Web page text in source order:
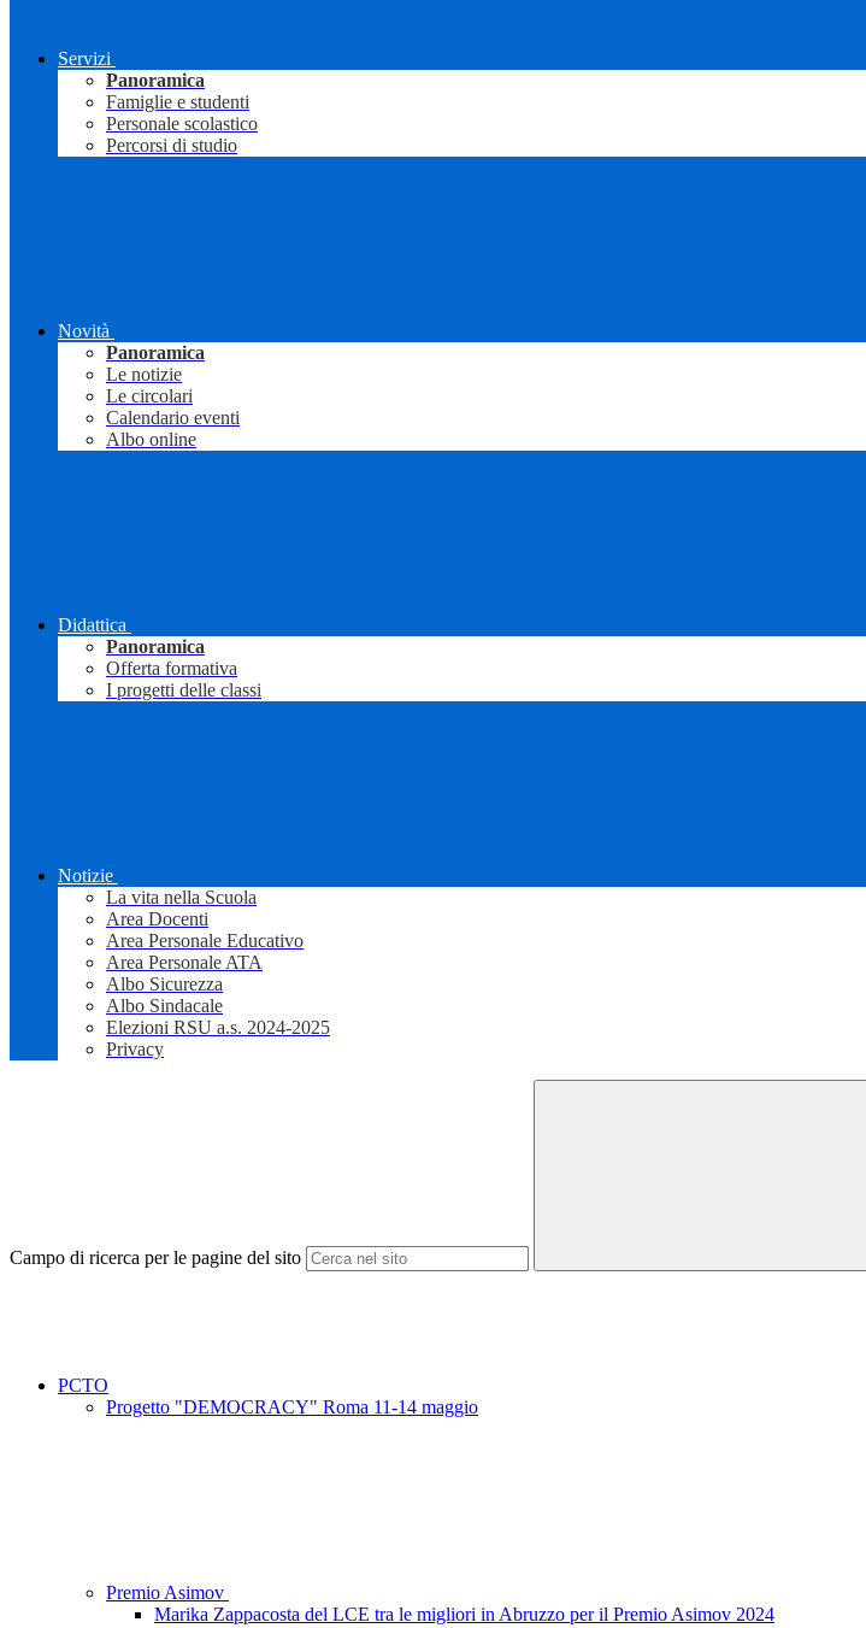
Servizi
Panoramica
Famiglie e studenti
Personale scolastico
Percorsi di studio
Novità
Panoramica
Le notizie
Le circolari
Calendario eventi
Albo online
Didattica
Panoramica
Offerta formativa
I progetti delle classi
Notizie
La vita nella Scuola
Area Docenti
Area Personale Educativo
Area Personale ATA
Albo Sicurezza
Albo Sindacale
Elezioni RSU a.s. 2024-2025
Privacy
Campo di ricerca per le pagine del sito
PCTO
Progetto "DEMOCRACY" Roma 11-14 maggio
Premio Asimov
Marika Zappacosta del LCE tra le migliori in Abruzzo per il Premio Asimov 2024